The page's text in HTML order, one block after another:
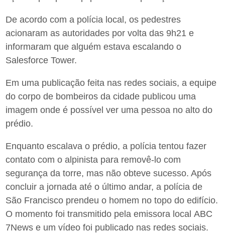
De acordo com a polícia local, os pedestres
acionaram as autoridades por volta das 9h21 e
informaram que alguém estava escalando o
Salesforce Tower.
Em uma publicação feita nas redes sociais, a equipe
do corpo de bombeiros da cidade publicou uma
imagem onde é possível ver uma pessoa no alto do
prédio.
Enquanto escalava o prédio, a polícia tentou fazer
contato com o alpinista para removê-lo com
segurança da torre, mas não obteve sucesso. Após
concluir a jornada até o último andar, a polícia de
São Francisco prendeu o homem no topo do edifício.
O momento foi transmitido pela emissora local ABC
7News e um vídeo foi publicado nas redes sociais.